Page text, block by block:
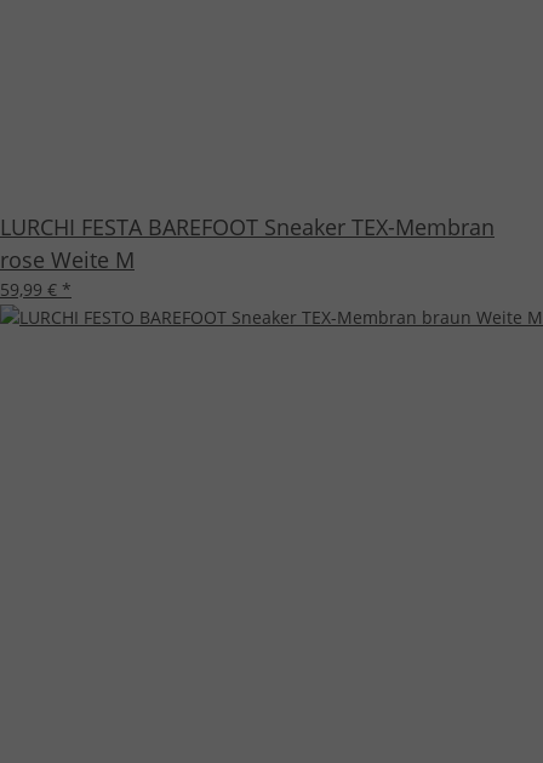
LURCHI FESTA BAREFOOT Sneaker TEX-Membran
rose Weite M
59,99 € *